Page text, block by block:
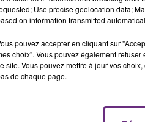
situation
qui est
Use precise geolocation data;
on information transmitted
pouvez accepter en cliquant sur
choix". Vous pouvez également
site. Vous pouvez mettre à jour vos
de chaque page.